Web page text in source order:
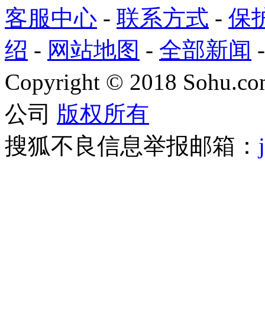
客服中心 - 联系方式 - 保
绍 - 网站地图 - 全部新闻
Copyright © 2018
公司 版权所有
搜狐不良信息举报邮箱：